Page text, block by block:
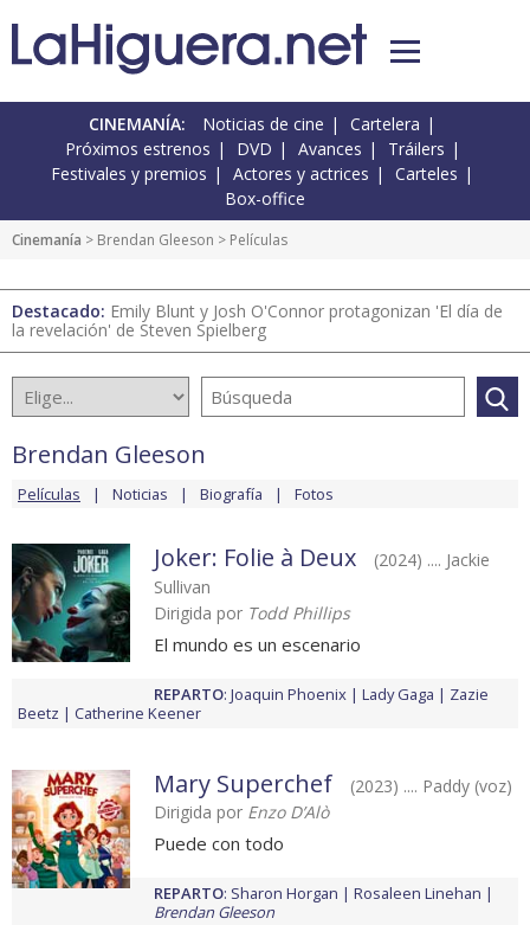
CINEMANÍA: Noticias de cine
Cartelera
Próximos estrenos
DVD Avances
Tráilers
Festivales y premios
Actores y actrices
Carteles
Box-office
Cinemanía > Brendan Gleeson > Películas
Destacado: Emily Blunt y Josh O'Connor protagonizan 'El día de
la revelación' de Steven Spielberg
Brendan Gleeson
Películas Noticias Biografía Fotos
Joker: Folie à Deux
(2024) .... Jackie
Sullivan
Dirigida por Todd Phillips
El mundo es un escenario
REPARTO: Joaquin Phoenix Lady Gaga
Zazie
Beetz
Catherine Keener
Mary Superchef
(2023) .... Paddy (voz)
Dirigida por Enzo D’Alò
Puede con todo
REPARTO: Sharon Horgan
Rosaleen Linehan
Brendan Gleeson